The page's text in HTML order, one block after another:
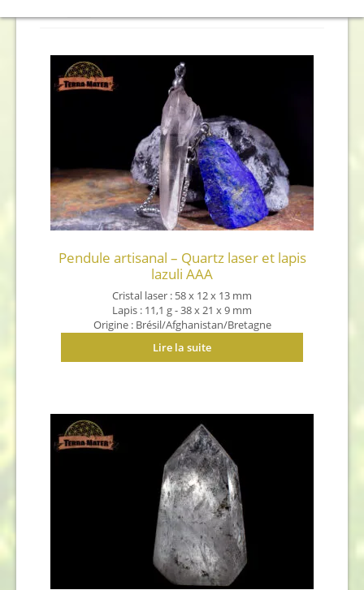
au
ancien
Pendule artisanal – Quartz laser et lapis
lazuli AAA
Cristal laser : 58 x 12 x 13 mm
Lapis : 11,1 g - 38 x 21 x 9 mm
Origine : Brésil/Afghanistan/Bretagne
Lire la suite